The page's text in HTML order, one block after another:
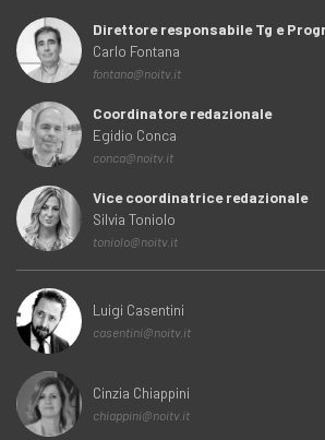
Direttore responsabile Tg e
Carlo Fontana
fontana@noitv.it
Coordinatore redazionale
Egidio Conca
conca@noitv.it
Vice coordinatrice redazionale
Silvia Toniolo
toniolo@noitv.it
Luigi Casentini
casentini@noitv.it
Cinzia Chiappini
chiappini@noitv.it